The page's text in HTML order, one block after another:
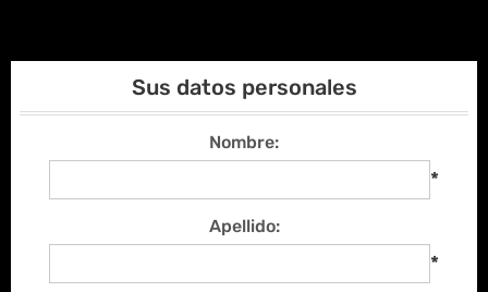
Sus datos personales
Nombre:
*
Apellido:
*